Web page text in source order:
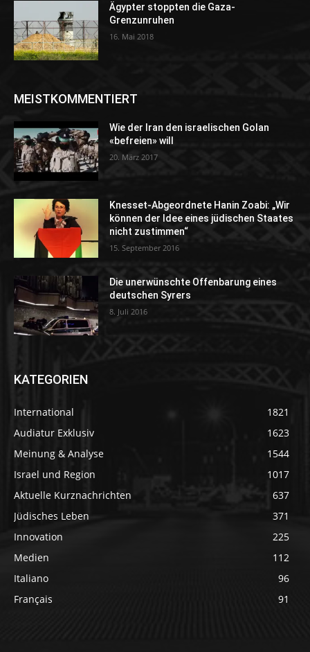
Ägypter stoppten die Gaza-
Grenzunruhen
16. Mai 2018
MEISTKOMMENTIERT
Wie der Iran den israelischen Golan
«befreien» will
20. März 2017
Knesset-Abgeordnete Hanin Zoabi: „Wir
können der Idee eines jüdischen Staates
nicht zustimmen“
15. September 2016
Die unerwünschte Offenbarung eines
deutschen Syrers
8. Juli 2016
KATEGORIEN
International
1821
Audiatur Exklusiv
1623
Meinung & Analyse
1544
Israel und Region
1017
Aktuelle Kurznachrichten
637
Jüdisches Leben
371
Innovation
225
Medien
112
Italiano
96
Français
91